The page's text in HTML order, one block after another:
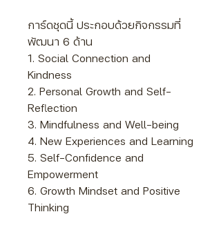
การ์ดชุดนี้ ประกอบด้วยกิจกรรมที่
พัฒนา 6 ด้าน
1. Social Connection and
Kindness
2. Personal Growth and Self-
Reflection
3. Mindfulness and Well-being
4. New Experiences and Learning
5. Self-Confidence and
Empowerment
6. Growth Mindset and Positive
Thinking